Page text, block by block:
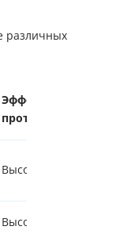
различных
Эффективность
против Fe
Высокая
Высокая